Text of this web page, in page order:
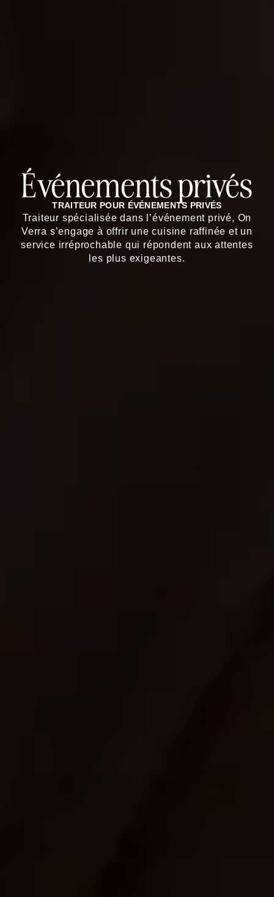
TRAITEUR POUR ÉVÉNEMENTS PRIVÉS
Événements privés
Traiteur spécialisée dans l’événement privé, On
Verra s’engage à offrir une cuisine raffinée et un
service irréprochable qui répondent aux attentes
les plus exigeantes.